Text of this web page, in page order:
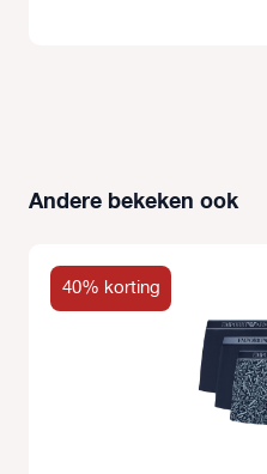
Productgalerij overslaan
Andere bekeken ook
40% korting